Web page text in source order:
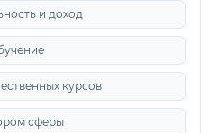
и доход
курсов
сферы